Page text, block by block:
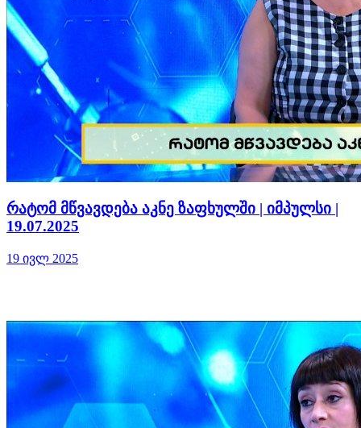
რატომ მწვავდება აკნე ზაფხულში | იმპულსი |
19.07.2025
19 ივლ 2025